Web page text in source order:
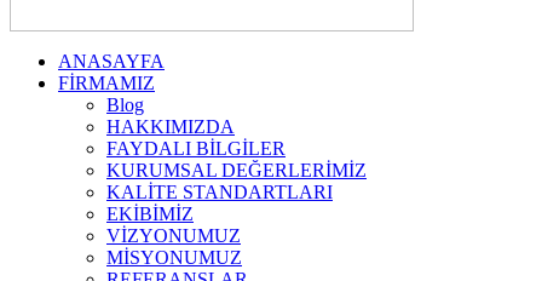
ANASAYFA
FİRMAMIZ
Blog
HAKKIMIZDA
FAYDALI BİLGİLER
KURUMSAL DEĞERLERİMİZ
KALİTE STANDARTLARI
EKİBİMİZ
VİZYONUMUZ
MİSYONUMUZ